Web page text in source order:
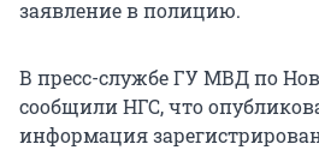
заявление в полицию.
В пресс-службе ГУ МВД по
сообщили НГС, что
информация